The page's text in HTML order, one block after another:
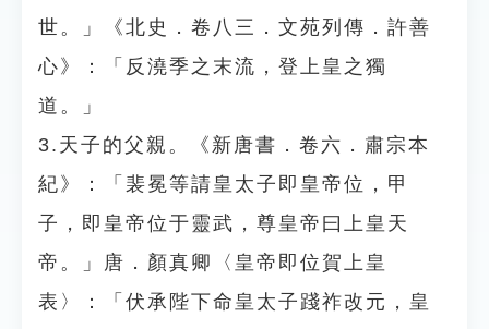
世。」《北史．卷八三．文苑列傳．許善
心》：「反澆季之末流，登上皇之獨
道。」
3.天子的父親。《新唐書．卷六．肅宗本
紀》：「裴冕等請皇太子即皇帝位，甲
子，即皇帝位于靈武，尊皇帝曰上皇天
帝。」唐．顏真卿〈皇帝即位賀上皇
表〉：「伏承陛下命皇太子踐祚改元，皇